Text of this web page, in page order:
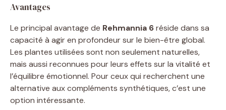
Avantages
Le principal avantage de Rehmannia 6réside dans sa
capacité à agir en profondeur sur le bien-être global.
Les plantes utilisées sont non seulement naturelles,
mais aussi reconnues pour leurs effets sur la vitalité et
l’équilibre émotionnel. Pour ceux qui recherchent une
alternative aux compléments synthétiques, c’est une
option intéressante.